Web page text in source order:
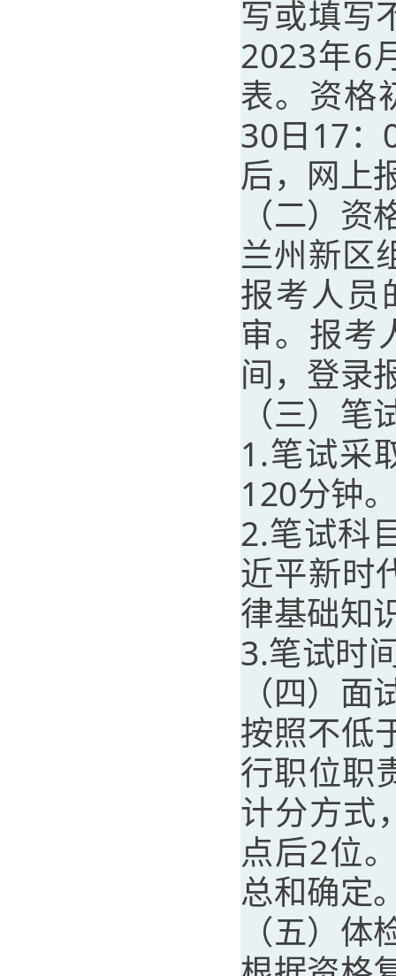
写或填写
2023年6
表。资格
30日17：
后，网上
（二）资
兰州新区
报考人员
审。报考
间，登录
（三）笔
1.笔试采
120分钟。
2.笔试科
近平新时
律基础知
3.笔试时
（四）面
按照不低
行职位职
计分方式
点后2位
总和确定
（五）体